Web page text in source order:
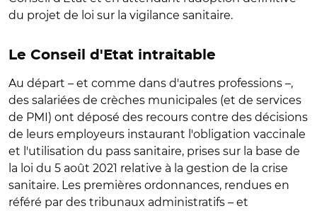
du projet de loi sur la vigilance sanitaire.
Le Conseil d'Etat intraitable
Au départ – et comme dans d'autres professions –,
des salariées de crèches municipales (et de services
de PMI) ont déposé des recours contre des décisions
de leurs employeurs instaurant l'obligation vaccinale
et l'utilisation du pass sanitaire, prises sur la base de
la loi du 5 août 2021 relative à la gestion de la crise
sanitaire. Les premières ordonnances, rendues en
référé par des tribunaux administratifs – et